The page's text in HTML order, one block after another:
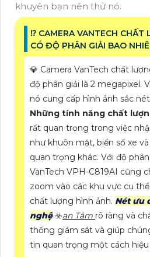
khuyên bạn nên thử nó.
⁉️ CAMERA VANTECH CHẤT
CÓ ĐỘ PHÂN GIẢI BAO
💎 Camera VanTech chất
độ phân giải là 2 megapixel.
nó cung cấp hình ảnh sắc
Những tính năng chất
rất quan trọng trong việc
như khuôn mặt, biển số xe
quan trọng khác. Với độ
VanTech VPH-C819AI cũng
zoom vào các khu vực cụ
chất lượng hình ảnh. Nét ưu
nghệ☣️an Tâm rõ ràng và
thống giám sát và giúp
tin quan trọng một cách hiệu